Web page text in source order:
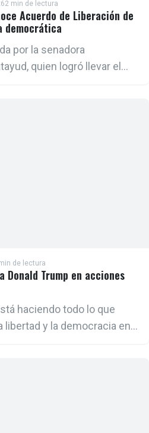
2 min de lectura
Acuerdo de Liberación de
democrática
por la senadora
quien logró llevar el
de lectura
Donald Trump en acciones
haciendo todo lo que
libertad y la democracia en